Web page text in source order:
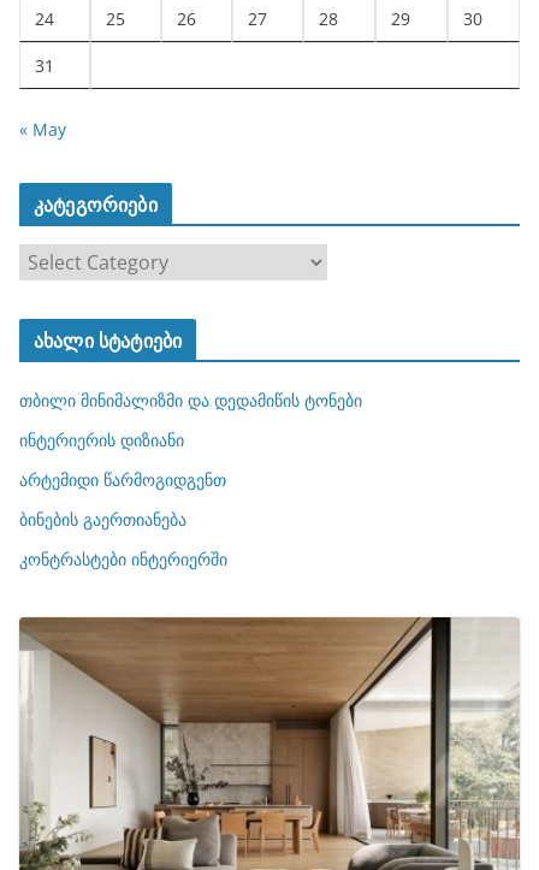
24 25 26 27 28 29 30
31
« May
კატეგორიები
ტ
ო
რ
ბ
ი
ახალი სტატიები
თბილი მინიმალიზმი და დედამიწის ტონები
ინტერიერის დიზიანი
არტემიდი წარმოგიდგენთ
ბინების გაერთიანება
კონტრასტები ინტერიერში